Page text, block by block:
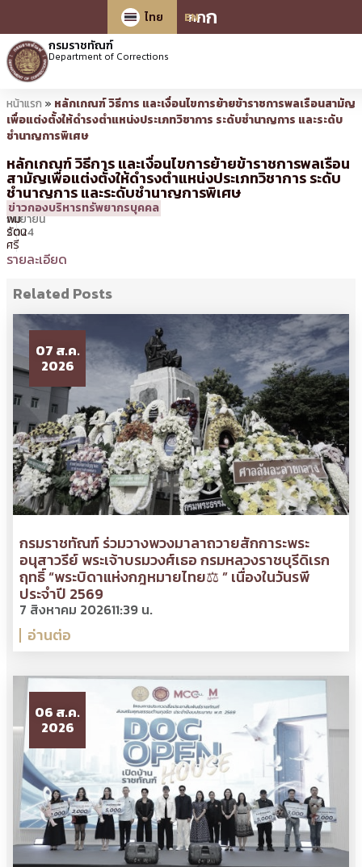
กกก
ไทย
EN
กรมราชทัณฑ์
Department of Corrections
หน้าแรก » หลักเกณฑ์ วิธีการ และเงื่อนไขการย้ายข้าราชการพลเรือนสามัญ
เพื่อแต่งตั้งให้ดำรงตำแหน่งประเภทวิชาการ ระดับชำนาญการ และระดับ
ชำนาญการพิเศษ
หลักเกณฑ์ วิธีการ และเงื่อนไขการย้ายข้าราชการพลเรือน
สามัญเพื่อแต่งตั้งให้ดำรงตำแหน่งประเภทวิชาการ ระดับ
ชำนาญการ และระดับชำนาญการพิเศษ
16
กันยายน
2024
09:07 น.
โดย
ศิร
พิม
รัตน
ศรี
ข่าวกองบริหารทรัพยากรบุคคล
รายละเอียด
Related Posts
07 ส.ค.
2026
กรมราชทัณฑ์ ร่วมวางพวงมาลาถวายสักการะพระ
อนุสาวรีย์ พระเจ้าบรมวงศ์เธอ กรมหลวงราชบุรีดิเรก
ฤทธิ์ “พระบิดาแห่งกฎหมายไทย⚖ ” เนื่องในวันรพี
ประจำปี 2569
7 สิงหาคม 202611:39 น.
อ่านต่อ
06 ส.ค.
2026